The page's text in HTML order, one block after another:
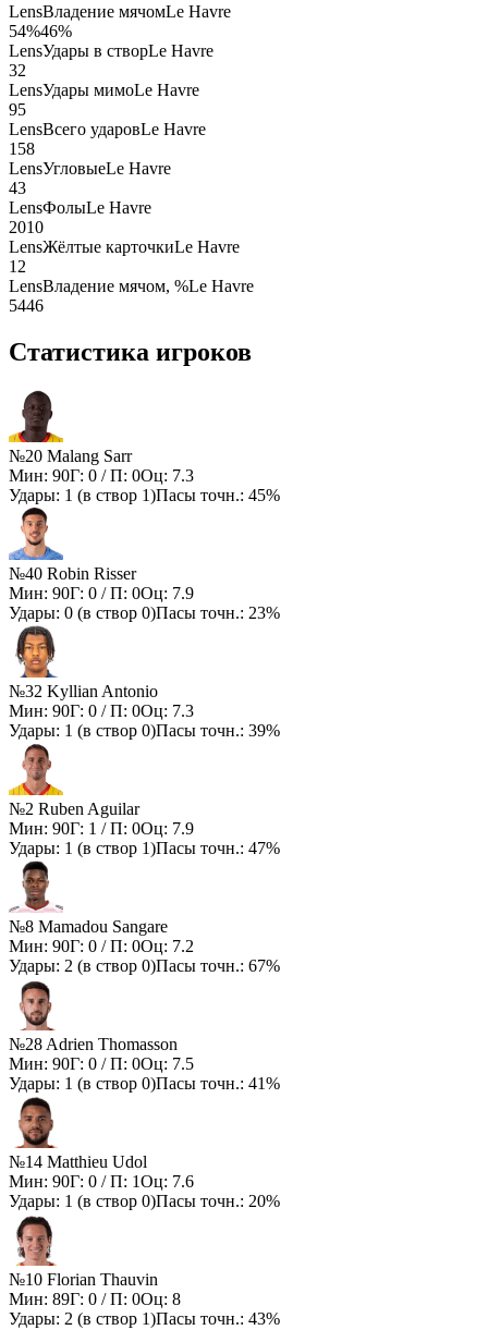
LensВладение мячомLe Havre
54%46%
LensУдары в створLe Havre
32
LensУдары мимоLe Havre
95
LensВсего ударовLe Havre
158
LensУгловыеLe Havre
43
LensФолыLe Havre
2010
LensЖёлтые карточкиLe Havre
1 2
LensВладение мячом, %Le Havre
5446
Статистика игроков
№20 Malang Sarr
Мин: 90Г: 0 / П: 0Оц: 7.3
Удары: 1 (в створ 1)Пасы точн.: 45%
№40 Robin Risser
Мин: 90Г: 0 / П: 0Оц: 7.9
Удары: 0 (в створ 0)Пасы точн.: 23%
№32 Kyllian Antonio
Мин: 90Г: 0 / П: 0Оц: 7.3
Удары: 1 (в створ 0)Пасы точн.: 39%
№2 Ruben Aguilar
Мин: 90Г: 1 / П: 0Оц: 7.9
Удары: 1 (в створ 1)Пасы точн.: 47%
№8 Mamadou Sangare
Мин: 90Г: 0 / П: 0Оц: 7.2
Удары: 2 (в створ 0)Пасы точн.: 67%
№28 Adrien Thomasson
Мин: 90Г: 0 / П: 0Оц: 7.5
Удары: 1 (в створ 0)Пасы точн.: 41%
№14 Matthieu Udol
Мин: 90Г: 0 / П: 1Оц: 7.6
Удары: 1 (в створ 0)Пасы точн.: 20%
№10 Florian Thauvin
Мин: 89Г: 0 / П: 0Оц: 8
Удары: 2 (в створ 1)Пасы точн.: 43%